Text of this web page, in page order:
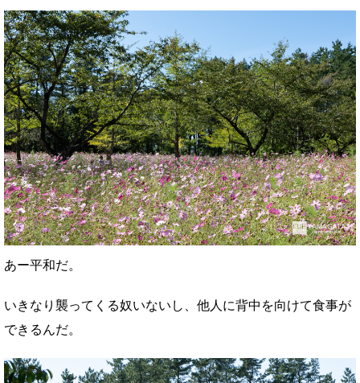
あー平和だ。
いきなり襲ってくる奴いないし、他人に背中を向けて食事が
できるんだ。